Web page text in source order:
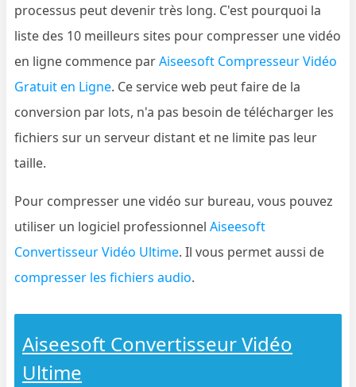
processus peut devenir très long. C'est pourquoi la
liste des 10 meilleurs sites pour compresser une vidéo
en ligne commence parAiseesoft Compresseur Vidéo
Gratuit en Ligne. Ce service web peut faire de la
conversion par lots, n'a pas besoin de télécharger les
fichiers sur un serveur distant et ne limite pas leur
taille.
Pour compresser une vidéo sur bureau, vous pouvez
utiliser un logiciel professionnelAiseesoft
Convertisseur Vidéo Ultime. Il vous permet aussi de
compresser les fichiers audio.
Aiseesoft Convertisseur Vidéo
Ultime